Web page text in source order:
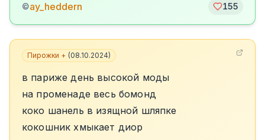
©ay_heddern 155
Пирожки + (08.10.2024)
в париже день высокой моды
на променаде весь бомонд
коко шанель в изящной шляпке
кокошник хмыкает диор